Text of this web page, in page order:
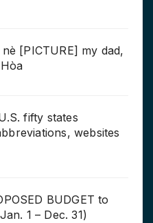
[PICTURE] my dad,
fifty states
websites
BUDGET to
1 – Dec. 31)